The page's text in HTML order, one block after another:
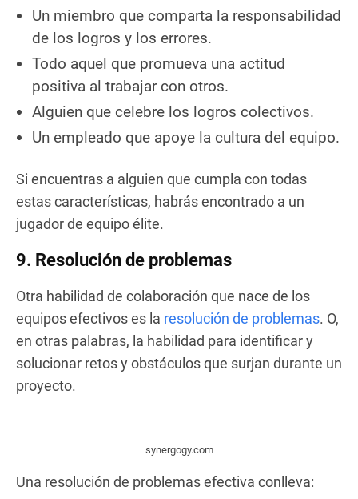
Un miembro que comparta la responsabilidad
de los logros y los errores.
Todo aquel que promueva una actitud
positiva al trabajar con otros.
Alguien que celebre los logros colectivos.
Un empleado que apoye la cultura del equipo.
Si encuentras a alguien que cumpla con todas
estas características, habrás encontrado a un
jugador de equipo élite.
9. Resolución de problemas
Otra habilidad de colaboración que nace de los
equipos efectivos es la resolución de problemas. O,
en otras palabras, la habilidad para identificar y
solucionar retos y obstáculos que surjan durante un
proyecto.
synergogy.com
Una resolución de problemas efectiva conlleva: